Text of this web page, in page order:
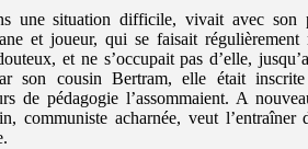
une situation difficile, vivait avec son
et joueur, qui se faisait régulièrement
et ne s’occupait pas d’elle,
son cousin Bertram, elle était
de pédagogie l’assommaient. A
communiste acharnée, veut l’entraîner